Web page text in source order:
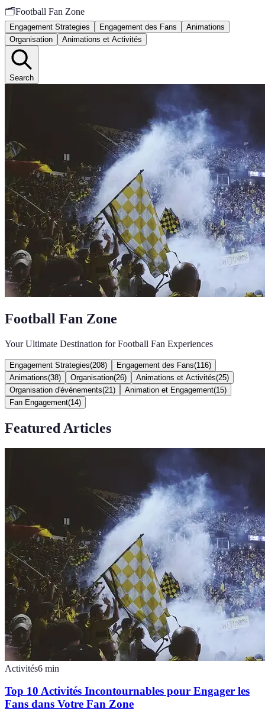
🗂️Football Fan Zone
Engagement Strategies Engagement des Fans
Animations
Organisation
Animations et Activités
Search
Football Fan Zone
Your Ultimate Destination for Football Fan Experiences
Engagement Strategies(208) Engagement des Fans(116)
Animations(38) Organisation(26) Animations et Activités(25)
Organisation d'événements(21 ) Animation et Engagement(15)
Fan Engagement(14)
Featured Articles
Activités6 min
Top 10 Activités Incontournables pour Engager les
Fans dans Votre Fan Zone